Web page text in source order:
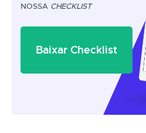
NOSSA CHECKLIST
Baixar Checklist